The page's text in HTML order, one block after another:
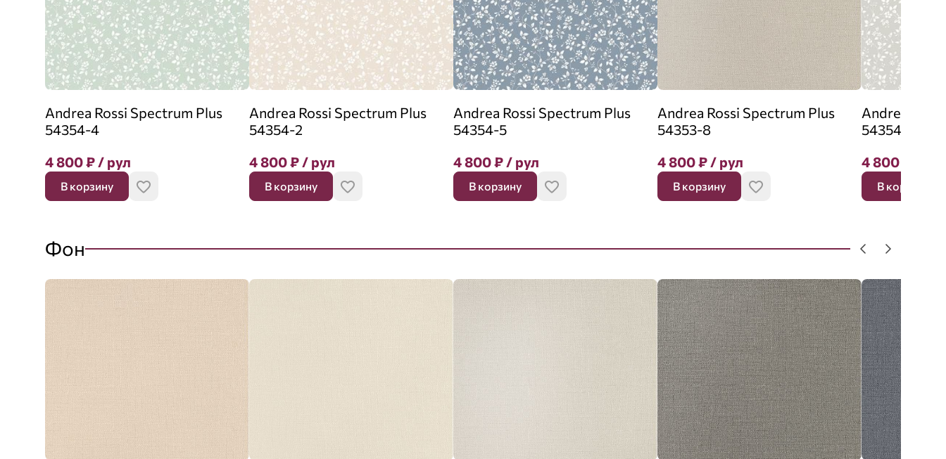
Andrea Rossi Spectrum Plus
54354-4
4 800₽/ рул
В корзину
Andrea Rossi Spectrum Plus
54354-2
4 800₽/ рул
В корзину
Andrea Rossi Spectrum Plus
54354-5
4 800₽/ рул
В корзину
Andrea Rossi Spectrum Plus
54353-8
4 800₽/ рул
В корзину
Andrea
54354-3
4 800
В корзину
Фон